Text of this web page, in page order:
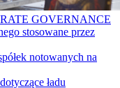
GOVERNANCE
stosowane przez
notowanych na
ładu